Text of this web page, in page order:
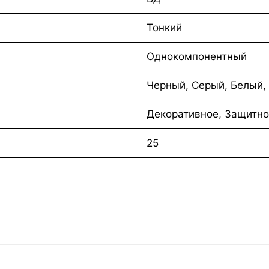
Тонкий
Однокомпонентный
Черный, Серый, Белый,
Декоративное,
25